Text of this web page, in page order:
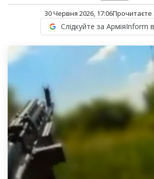
30 Червня 2026, 17:06Прочитаєте
Слідкуйте за АрміяInform